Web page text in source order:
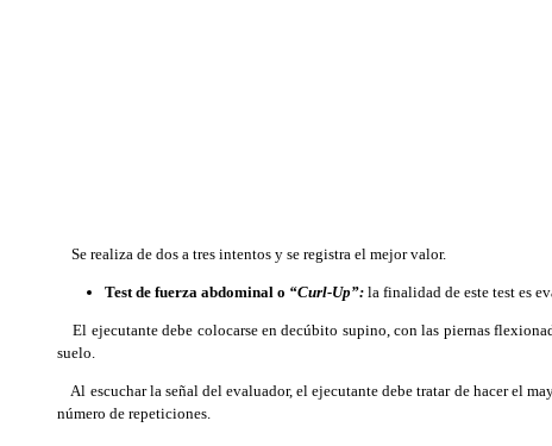
Se realiza de dos a tres intentos y se registra el mejor valor.
Test de fuerza abdominal o “Curl-Up”: la finalidad de este test es
El ejecutante debe colocarse en decúbito supino, con las piernas
suelo.
Al escuchar la señal del evaluador, el ejecutante debe tratar de hacer el
número de repeticiones.